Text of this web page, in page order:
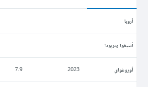
أروبا
أنتيغوا وبربودا
أوروغواي 2023
7.9